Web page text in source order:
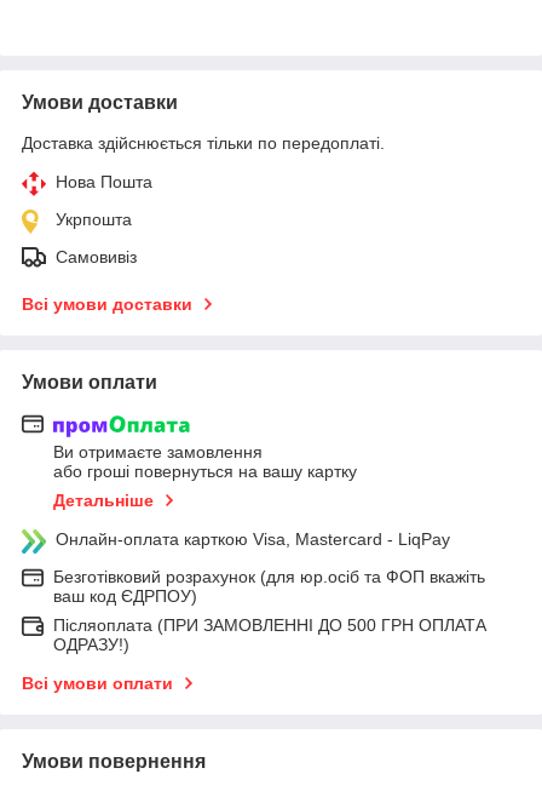
Умови доставки
Доставка здійснюється тільки по передоплаті.
Нова Пошта
Укрпошта
Самовивіз
Всі умови доставки
Умови оплати
Ви отримаєте замовлення
або гроші повернуться на вашу картку
Детальніше
Онлайн-оплата карткою Visa, Mastercard - LiqPay
Безготівковий розрахунок (для юр.осіб та ФОП вкажіть
ваш код ЄДРПОУ)
Післяоплата (ПРИ ЗАМОВЛЕННІ ДО 500 ГРН ОПЛАТА
ОДРАЗУ!)
Всі умови оплати
Умови повернення